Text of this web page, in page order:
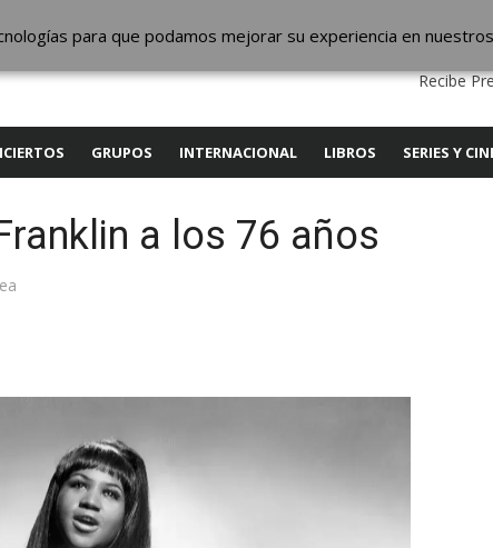
QUIENES SOMOS CONTACTO SERVICIOS
Recibe
GRUPOS INTERNACIONAL LIBROS SERIES Y
a los 76 años
para que podamos mejorar su experiencia en